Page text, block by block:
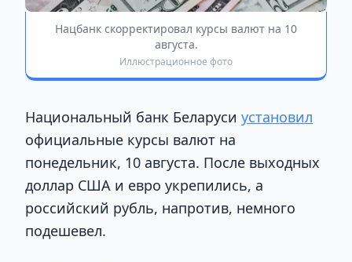
Нацбанк скорректировал курсы валют на 10
августа.
Иллюстрационное фото
Национальный банк Беларуси установил
официальные курсы валют на
понедельник, 10 августа. После выходных
доллар США и евро укрепились, а
российский рубль, напротив, немного
подешевел.